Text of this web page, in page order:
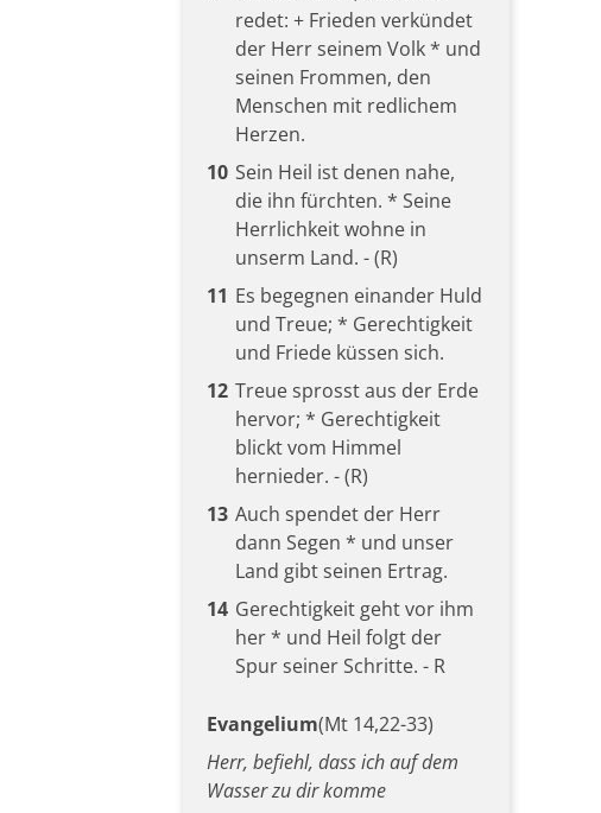
redet: + Frieden verkündet
der Herr seinem Volk * und
seinen Frommen, den
Menschen mit redlichem
Herzen.
10 Sein Heil ist denen nahe,
die ihn fürchten. * Seine
Herrlichkeit wohne in
unserm Land. - (R)
11 Es begegnen einander Huld
und Treue; * Gerechtigkeit
und Friede küssen sich.
12 Treue sprosst aus der Erde
hervor; * Gerechtigkeit
blickt vom Himmel
hernieder. - (R)
13 Auch spendet der Herr
dann Segen * und unser
Land gibt seinen Ertrag.
14 Gerechtigkeit geht vor ihm
her * und Heil folgt der
Spur seiner Schritte. - R
Evangelium(Mt 14,22-33)
Herr, befiehl, dass ich auf dem
Wasser zu dir komme